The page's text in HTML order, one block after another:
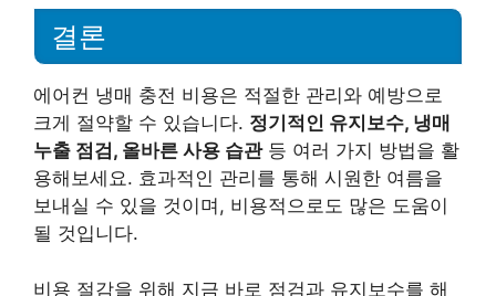
결론
에어컨 냉매 충전 비용은 적절한 관리와 예방으로
크게 절약할 수 있습니다. 정기적인 유지보수, 냉매
누출 점검, 올바른 사용 습관등 여러 가지 방법을 활
용해보세요. 효과적인 관리를 통해 시원한 여름을
보내실 수 있을 것이며, 비용적으로도 많은 도움이
될 것입니다.
비용 절감을 위해 지금 바로 점검과 유지보수를 해